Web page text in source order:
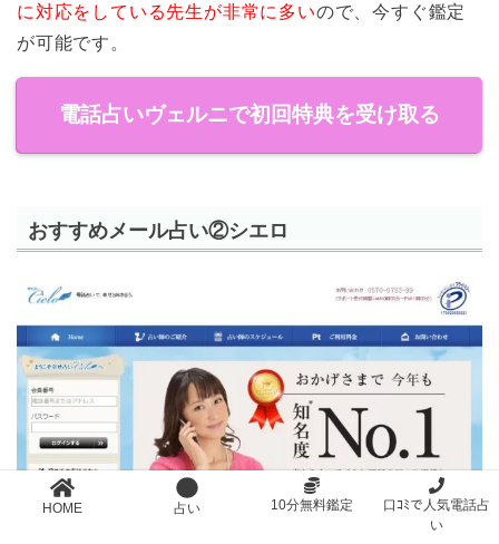
に対応をしている先生が非常に多いので、今すぐ鑑定
が可能です。
電話占いヴェルニで初回特典を受け取る
おすすめメール占い②シエロ
HOME 占い 10分無料鑑定
口ｺﾐで人気電話占
い